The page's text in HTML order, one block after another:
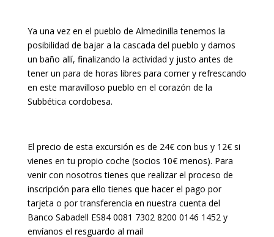
Ya una vez en el pueblo de Almedinilla tenemos la
posibilidad de bajar a la cascada del pueblo y darnos
un baño allí, finalizando la actividad y justo antes de
tener un para de horas libres para comer y refrescando
en este maravilloso pueblo en el corazón de la
Subbética cordobesa.
El precio de esta excursión es de 24€ con bus y 12€ si
vienes en tu propio coche (socios 10€ menos). Para
venir con nosotros tienes que realizar el proceso de
inscripción para ello tienes que hacer el pago por
tarjeta o por transferencia en nuestra cuenta del
Banco Sabadell ES84 0081 7302 8200 0146 1452 y
envíanos el resguardo al mail